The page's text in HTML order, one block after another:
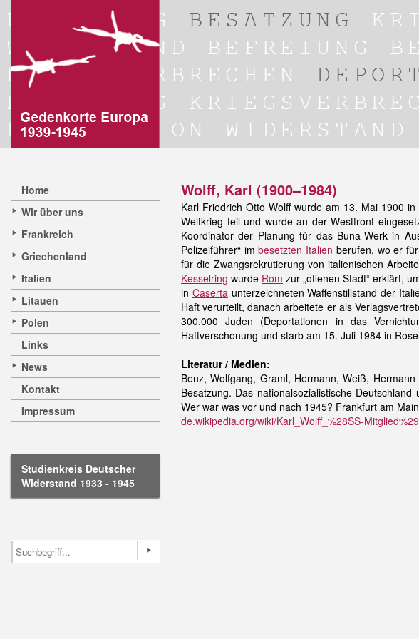
Home
Wir über uns
Frankreich
Griechenland
Italien
Litauen
Polen
Links
News
Kontakt
Impressum
Studienkreis Deutscher
Widerstand 1933 - 1945
Wolff, Karl (1900–1984)
Karl Friedrich Otto Wolff wurde am 13. Mai 1900
Weltkrieg teil und wurde an der Westfront
Koordinator der Planung für das Buna-Werk in
Polizeiführer“ imbesetzten Italien berufen, wo er
für die Zwangsrekrutierung von italienischen
Kesselring wurde Rom zur „offenen Stadt“ erklärt,
in Casertaunterzeichneten Waffenstillstand der
Haft verurteilt, danach arbeitete er als
300.000 Juden (Deportationen in das
Haftverschonung und starb am 15. Juli 1984 in
Literatur / Medien:
Benz, Wolfgang, Graml, Hermann, Weiß,
Besatzung. Das nationalsozialistische
Wer war was vor und nach 1945? Frankfurt am
de.wikipedia.org/wiki/Karl_Wolff_%28SS-Mitglied%29